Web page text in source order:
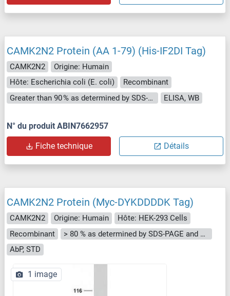
CAMK2N2 Protein (AA 1-79) (His-IF2DI Tag)
CAMK2N2
Origine: Humain
Hôte: Escherichia coli (E. coli)
Recombinant
Greater than 90 % as determined by SDS-PAGE.
ELISA, WB
N° du produit ABIN7662957
Fiche technique Détails
CAMK2N2 Protein (Myc-DYKDDDDK Tag)
CAMK2N2 Origine: Humain
Hôte: HEK-293 Cells
Recombinant
> 80 % as determined by SDS-PAGE and Coomassie blue staining
AbP, STD
1 image